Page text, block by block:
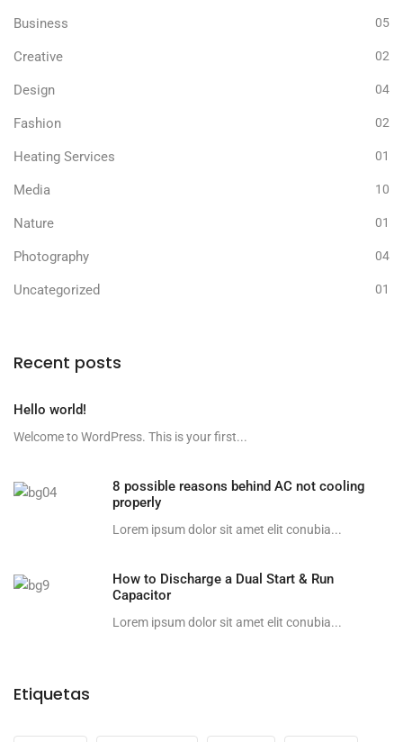
Business 05
Creative 02
Design 04
Fashion 02
Heating Services 01
Media 10
Nature 01
Photography 04
Uncategorized 01
Recent posts
Hello world!
Welcome to WordPress. This is your first...
8 possible reasons behind AC not cooling
properly
Lorem ipsum dolor sit amet elit conubia...
How to Discharge a Dual Start & Run
Capacitor
Lorem ipsum dolor sit amet elit conubia...
Etiquetas